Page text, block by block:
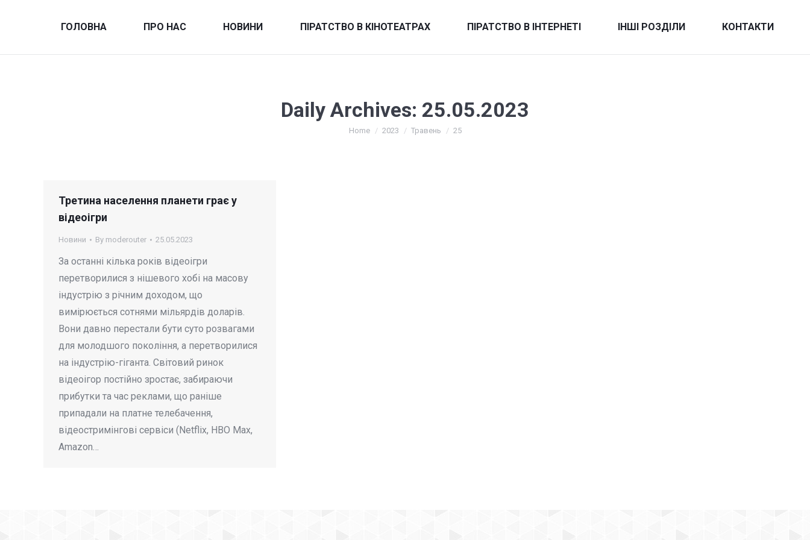
ГОЛОВНА ПРО НАС НОВИНИ ПІРАТСТВО В КІНОТЕАТРАХ ПІРАТСТВО В ІНТЕРНЕТІ ІНШІ РОЗДІЛИ КОНТАКТИ
Daily Archives: 25.05.2023
You are here:
Home 2023 Травень 25
Третина населення планети грає у
відеоігри
Новини By moderouter 25.05.2023
За останні кілька років відеоігри
перетворилися з нішевого хобі на масову
індустрію з річним доходом, що
вимірюється сотнями мільярдів доларів.
Вони давно перестали бути суто розвагами
для молодшого покоління, а перетворилися
на індустрію-гіганта. Світовий ринок
відеоігор постійно зростає, забираючи
прибутки та час реклами, що раніше
припадали на платне телебачення,
відеостримінгові сервіси (Netflix, HBO Max,
Amazon…